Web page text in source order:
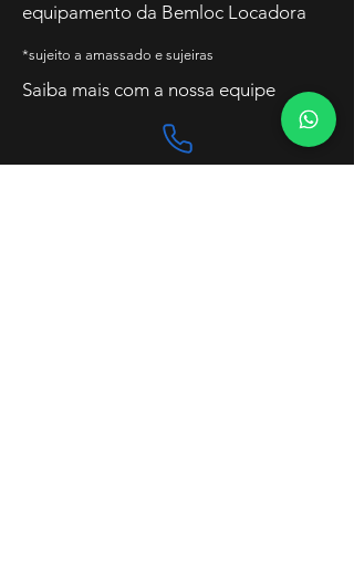
equipamento da Bemloc Locadora
*sujeito a amassado e sujeiras
Saiba mais com a nossa equipe